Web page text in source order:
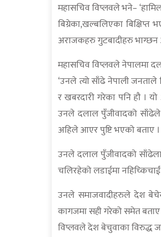
महासचिव विप्लवले भने–
बिग्रेका,खल्बलिएका बिक्षिप्त
अराजकहरु गुटबादीहरु भाग्छन
महासचिव विप्लवले नेपालमा
‘उनले त्यो साँढे नेपाली
र खबरदारी गरेका पनि हौ ।
उनले दलाल पुँजीवादको
अहिले आएर पुष्टि भएको बताए ।
उनले दलाल पुँजीवादको
चलिरहेको लडाईमा नहिच्किचाईं
उनले समाजवादीहरुले देश
कागजमा सही गरेको समेत बताए
विप्लवले देश बेचुवाका विरुद्ध